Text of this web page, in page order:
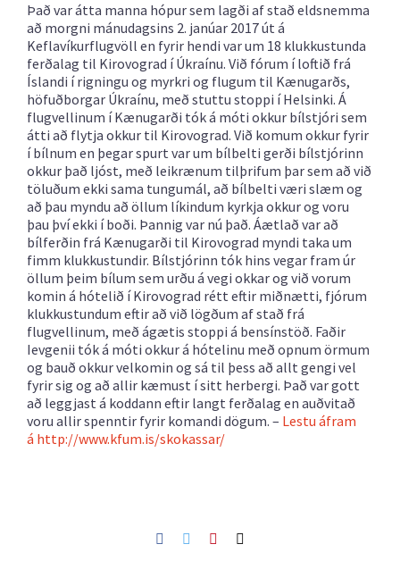
Það var átta manna hópur sem lagði af stað eldsnemma
að morgni mánudagsins 2. janúar 2017 út á
Keflavíkurflugvöll en fyrir hendi var um 18 klukkustunda
ferðalag til Kirovograd í Úkraínu. Við fórum í loftið frá
Íslandi í rigningu og myrkri og flugum til Kænugarðs,
höfuðborgar Úkraínu, með stuttu stoppi í Helsinki. Á
flugvellinum í Kænugarði tók á móti okkur bílstjóri sem
átti að flytja okkur til Kirovograd. Við komum okkur fyrir
í bílnum en þegar spurt var um bílbelti gerði bílstjórinn
okkur það ljóst, með leikrænum tilþrifum þar sem að við
töluðum ekki sama tungumál, að bílbelti væri slæm og
að þau myndu að öllum líkindum kyrkja okkur og voru
þau því ekki í boði. Þannig var nú það. Áætlað var að
bílferðin frá Kænugarði til Kirovograd myndi taka um
fimm klukkustundir. Bílstjórinn tók hins vegar fram úr
öllum þeim bílum sem urðu á vegi okkar og við vorum
komin á hótelið í Kirovograd rétt eftir miðnætti, fjórum
klukkustundum eftir að við lögðum af stað frá
flugvellinum, með ágætis stoppi á bensínstöð. Faðir
Ievgenii tók á móti okkur á hótelinu með opnum örmum
og bauð okkur velkomin og sá til þess að allt gengi vel
fyrir sig og að allir kæmust í sitt herbergi. Það var gott
að leggjast á koddann eftir langt ferðalag en auðvitað
voru allir spenntir fyrir komandi dögum. – Lestu áfram
á http://www.kfum.is/skokassar/
Facebook
TwitterPinterest